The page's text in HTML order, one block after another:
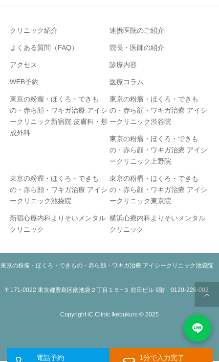
クリニック紹介 連携医院のご紹介
よくある質問（FAQ） 院長・医師の紹介
アクセス 診療内容
WEB予約 医療コラム
東京の粉瘤・ほくろ・できも
の・赤ら顔・ワキガ治療 アイシ
ークリニック新宿院 皮膚科・形
成外科
東京の粉瘤・ほくろ・できも
の・赤ら顔・ワキガ治療 アイシ
ークリニック渋谷院
東京の粉瘤・ほくろ・できも
の・赤ら顔・ワキガ治療 アイシ
ークリニック上野院
東京の粉瘤・ほくろ・できも
の・赤ら顔・ワキガ治療 アイシ
ークリニック池袋院
東京の粉瘤・ほくろ・できも
の・赤ら顔・ワキガ治療 アイシ
ークリニック東京院
新宿心療内科よりそいメンタル
クリニック
横浜心療内科よりそいメンタル
クリニック
東京の粉瘤・ほくろ・できもの・赤ら顔・ワキガ治療 アイシークリニック池袋院
〒171-0022 東京都豊島区南池袋２丁目１５−３ 前田ビル 9階 0120-226-002
Copyright iC Clinic Ikebukuro © 2025
電話予約 1分で入力完了